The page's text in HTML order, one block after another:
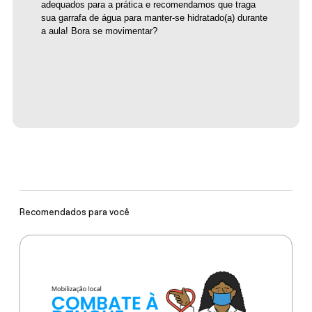
adequados para a prática e recomendamos que traga
sua garrafa de água para manter-se hidratado(a) durante
a aula! Bora se movimentar?
Recomendados para você